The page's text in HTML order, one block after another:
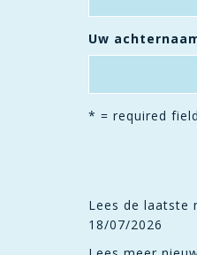
Uw
* = required field
Lees de laatste
18/07/2026